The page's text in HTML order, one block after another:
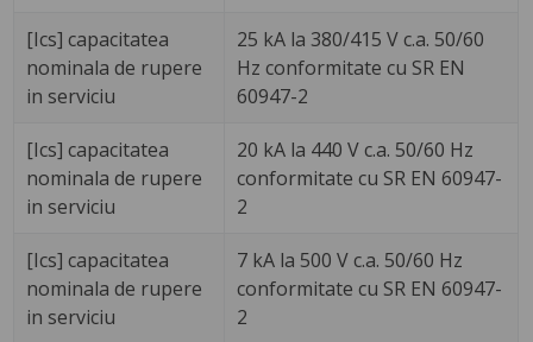
[Ics] capacitatea
nominala de rupere
in serviciu
25 kA la 380/415 V c.a. 50/60
Hz conformitate cu SR EN
60947-2
[Ics] capacitatea
nominala de rupere
in serviciu
20 kA la 440 V c.a. 50/60 Hz
conformitate cu SR EN 60947-
2
[Ics] capacitatea
nominala de rupere
in serviciu
7 kA la 500 V c.a. 50/60 Hz
conformitate cu SR EN 60947-
2